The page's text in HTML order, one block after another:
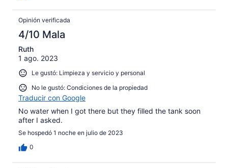
Opinión verificada
4/10 Mala
Ruth
1 ago. 2023
Le gustó: Limpieza y servicio y personal
No le gustó: Condiciones de la propiedad
Traducir con Google
No water when I got there but they filled the tank soon
after I asked.
Se hospedó 1 noche en julio de 2023
0